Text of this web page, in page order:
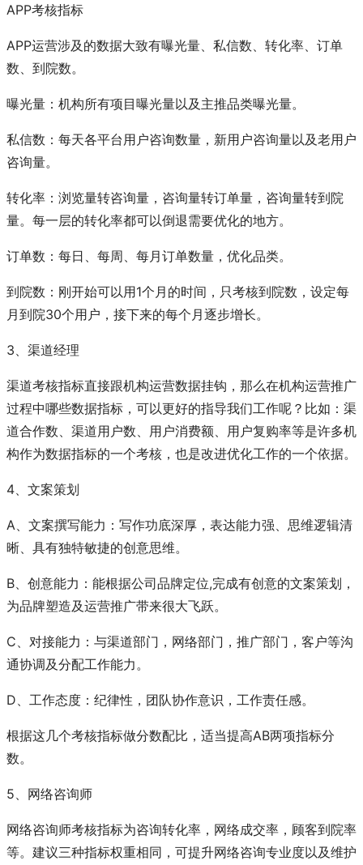
APP考核指标
APP运营涉及的数据大致有曝光量、私信数、转化率、订单
数、到院数。
曝光量：机构所有项目曝光量以及主推品类曝光量。
私信数：每天各平台用户咨询数量，新用户咨询量以及老用户
咨询量。
转化率：浏览量转咨询量，咨询量转订单量，咨询量转到院
量。每一层的转化率都可以倒退需要优化的地方。
订单数：每日、每周、每月订单数量，优化品类。
到院数：刚开始可以用1个月的时间，只考核到院数，设定每
月到院30个用户，接下来的每个月逐步增长。
3、渠道经理
渠道考核指标直接跟机构运营数据挂钩，那么在机构运营推广
过程中哪些数据指标，可以更好的指导我们工作呢？比如：渠
道合作数、渠道用户数、用户消费额、用户复购率等是许多机
构作为数据指标的一个考核，也是改进优化工作的一个依据。
4、文案策划
A、文案撰写能力：写作功底深厚，表达能力强、思维逻辑清
晰、具有独特敏捷的创意思维。
B、创意能力：能根据公司品牌定位,完成有创意的文案策划，
为品牌塑造及运营推广带来很大飞跃。
C、对接能力：与渠道部门，网络部门，推广部门，客户等沟
通协调及分配工作能力。
D、工作态度：纪律性，团队协作意识，工作责任感。
根据这几个考核指标做分数配比，适当提高AB两项指标分
数。
5、网络咨询师
网络咨询师考核指标为咨询转化率，网络成交率，顾客到院率
等。建议三种指标权重相同，可提升网络咨询专业度以及维护